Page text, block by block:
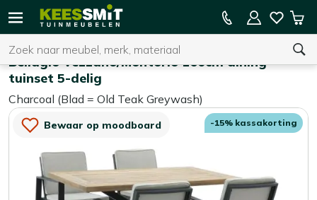
Kees
Tuinmeubelen
Zoeken
U heeft geen product(en) in uw winkelwagen.
15% kassakorting op de hele collectie
Bellagio Vezzano/Montorio 160cm dining
tuinset 5-delig
Charcoal (Blad = Old Teak Greywash)
Bewaar op moodboard -15% kassakorting